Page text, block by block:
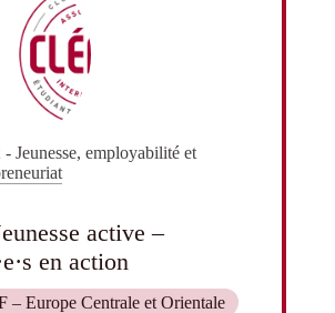
Jeunesse, employabilité et
active –
en action
– Europe Centrale et Orientale